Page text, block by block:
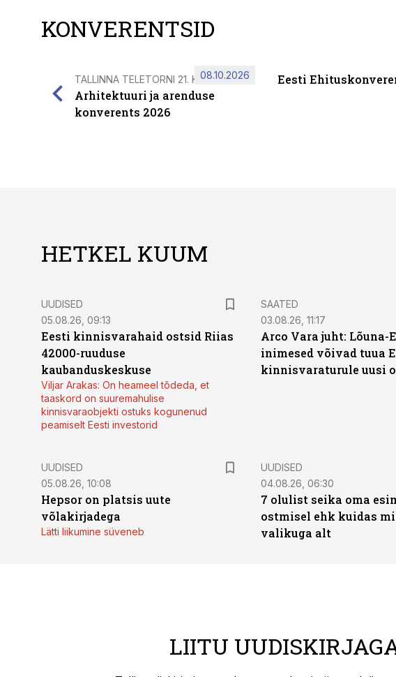
KONVERENTSID
TALLINNA TELETORNI 21. KORRUSEL
Arhitektuuri ja arenduse
konverents 2026
08.10.2026 Eesti
HETKEL KUUM
UUDISED
05.08.26, 09:13
Eesti kinnisvarahaid ostsid Riias
42000-ruuduse
kaubanduskeskuse
Viljar Arakas: On heameel tõdeda, et
taaskord on suuremahulise
kinnisvaraobjekti ostuks kogunenud
peamiselt Eesti investorid
SAATED
03.08.26, 11:17
Arco Vara juht: Lõuna-
inimesed võivad tuua
kinnisvaraturule uusi
UUDISED
05.08.26, 10:08
Hepsor on platsis uute
võlakirjadega
Lätti liikumine süveneb
UUDISED
04.08.26, 06:30
7 olulist seika oma
ostmisel ehk kuidas
valikuga alt
LIITU